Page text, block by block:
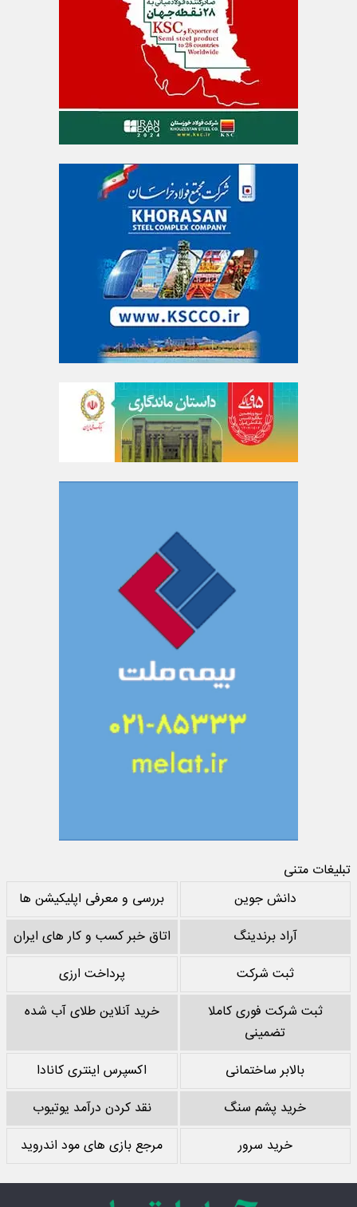
تبلیغات متنی
دانش جوین
بررسی و معرفی اپلیکیشن ها
آراد برندینگ
اتاق خبر کسب و کار های ایران
ثبت شرکت
پرداخت ارزی
ثبت شرکت فوری کاملا
تضمینی
خرید آنلاین طلای آب شده
بالابر ساختمانی
اکسپرس اینتری کانادا
خرید پشم سنگ
نقد کردن درآمد یوتیوب
خرید سرور
مرجع بازی های مود اندروید